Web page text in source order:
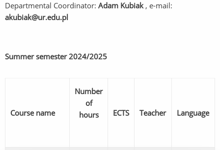
Departmental Coordinator: Adam Kubiak , e-mail:
akubiak@ur.edu.pl
Summer semester2024/2025
Course name
Number
of
hours
ECTS Teacher Language